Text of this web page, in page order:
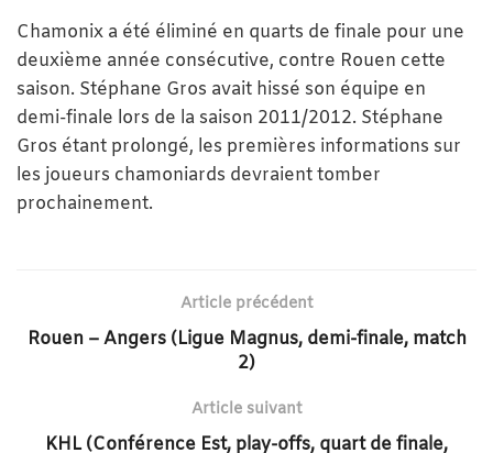
Chamonix a été éliminé en quarts de finale pour une
deuxième année consécutive, contre Rouen cette
saison. Stéphane Gros avait hissé son équipe en
demi-finale lors de la saison 2011/2012. Stéphane
Gros étant prolongé, les premières informations sur
les joueurs chamoniards devraient tomber
prochainement.
Article précédent
Rouen – Angers (Ligue Magnus, demi-finale, match
2)
Article suivant
KHL (Conférence Est, play-offs, quart de finale,